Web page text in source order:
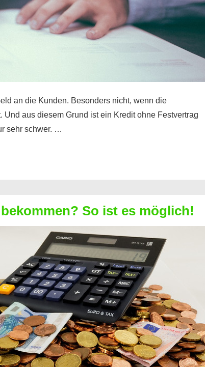
an die Kunden. Besonders nicht, wenn die
aus diesem Grund ist ein Kredit ohne Festvertrag
sehr schwer. …
So ist es möglich!